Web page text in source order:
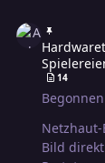
brech
und
Betriebssysteme. Viele Grüße hj
Kunden
14
Netzhaut-Beamer Der
Bild